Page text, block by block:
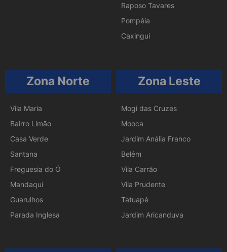
Raposo Tavares
Pompéia
Caxingui
Zona Norte
Vila Maria
Bairro Limão
Casa Verde
Santana
Freguesia do Ó
Mandaqui
Guarulhos
Parada Inglesa
Zona Leste
Mogi das Cruzes
Mooca
Jardim Anália Franco
Belém
Vila Carrão
Vila Prudente
Tatuapé
Jardim Aricanduva